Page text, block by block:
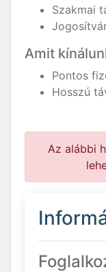
Szakmai
Amit
Pontos
Hosszú
Az alábbi